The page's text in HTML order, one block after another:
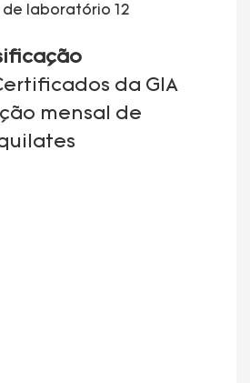
da GIA
mensal de